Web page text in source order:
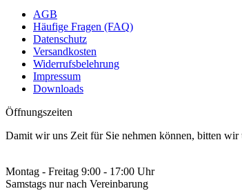
AGB
Häufige Fragen (FAQ)
Datenschutz
Versandkosten
Widerrufsbelehrung
Impressum
Downloads
Öffnungszeiten
Damit wir uns Zeit für Sie nehmen können, bitten wir
Montag - Freitag 9:00 - 17:00 Uhr
Samstags nur nach Vereinbarung